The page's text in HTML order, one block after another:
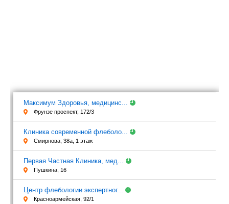
Максимум Здоровья, медицинс...
Фрунзе проспект, 172/3
Клиника современной флеболо...
Смирнова, 38а, 1 этаж
Первая Частная Клиника, мед...
Пушкина, 16
Центр флебологии экспертног...
Красноармейская, 92/1